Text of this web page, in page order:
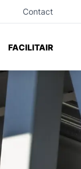
Contact
FACILITAIR